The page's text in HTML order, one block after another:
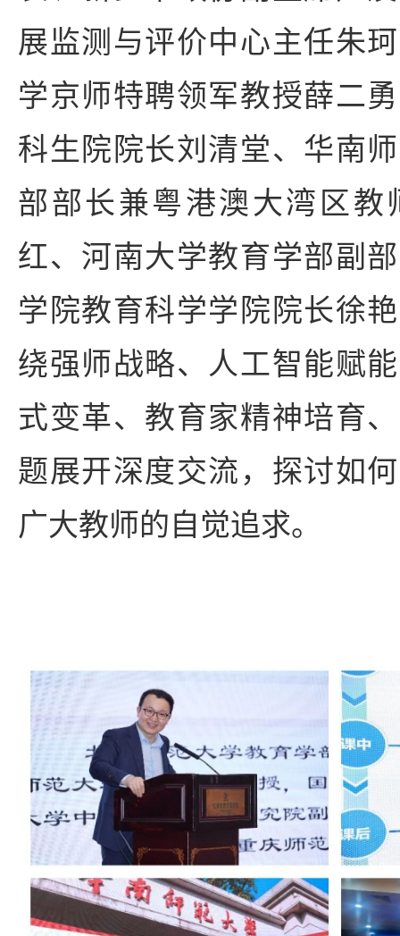
展监测与评价中心主任朱
学京师特聘领军教授薛二
科生院院长刘清堂、华南
部部长兼粤港澳大湾区教
红、河南大学教育学部副
学院教育科学学院院长徐
绕强师战略、人工智能赋
式变革、教育家精神培育
题展开深度交流，探讨如
广大教师的自觉追求。